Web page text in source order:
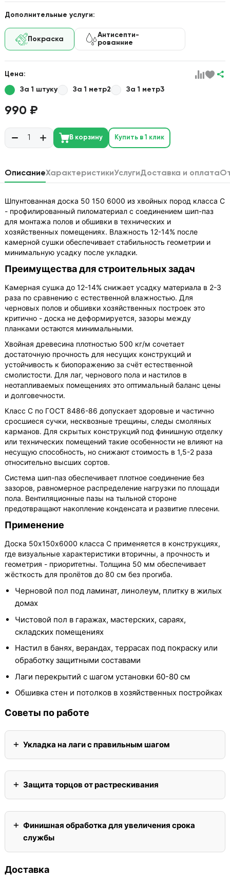
Дополнительные услуги:
Покраска
Антисепти-
рованние
Цена:
За 1 штуку За 1 метр2 За 1 метр3
990 ₽
В корзину Купить в 1 клик
ОписаниеХарактеристикиУслугиДоставка и оплата
Шпунтованная доска 50 150 6000 из хвойных пород класса С
- профилированный пиломатериал с соединением шип-паз
для монтажа полов и обшивки в технических и
хозяйственных помещениях. Влажность 12-14% после
камерной сушки обеспечивает стабильность геометрии и
минимальную усадку после укладки.
Преимущества для строительных задач
Камерная сушка до 12-14% снижает усадку материала в 2-3
раза по сравнению с естественной влажностью. Для
черновых полов и обшивки хозяйственных построек это
критично - доска не деформируется, зазоры между
планками остаются минимальными.
Хвойная древесина плотностью 500 кг/м сочетает
достаточную прочность для несущих конструкций и
устойчивость к биопоражению за счёт естественной
смолистости. Для лаг, чернового пола и настилов в
неотапливаемых помещениях это оптимальный баланс цены
и долговечности.
Класс С по ГОСТ 8486-86 допускает здоровые и частично
сросшиеся сучки, несквозные трещины, следы смоляных
карманов. Для скрытых конструкций под финишную отделку
или технических помещений такие особенности не влияют на
несущую способность, но снижают стоимость в 1,5-2 раза
относительно высших сортов.
Система шип-паз обеспечивает плотное соединение без
зазоров, равномерное распределение нагрузки по площади
пола. Вентиляционные пазы на тыльной стороне
предотвращают накопление конденсата и развитие плесени.
Применение
Доска 50х150х6000 класса С применяется в конструкциях,
где визуальные характеристики вторичны, а прочность и
геометрия - приоритетны. Толщина 50 мм обеспечивает
жёсткость для пролётов до 80 см без прогиба.
Черновой пол под ламинат, линолеум, плитку в жилых
домах
Чистовой пол в гаражах, мастерских, сараях,
складских помещениях
Настил в банях, верандах, террасах под покраску или
обработку защитными составами
Лаги перекрытий с шагом установки 60-80 см
Обшивка стен и потолков в хозяйственных постройках
Советы по работе
Укладка на лаги с правильным шагом
Защита торцов от растрескивания
Финишная обработка для увеличения срока
службы
Доставка